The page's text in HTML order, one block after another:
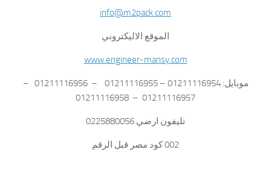
info@m2pack.com
الموقع الاليكتروني
www.engineer-mansy.com
موبايل: 01211116954 – 01211116955 – 01211116956 –
01211116957 – 01211116958
تليفون ارضي 0225880056
002 كود مصر قبل الرقم